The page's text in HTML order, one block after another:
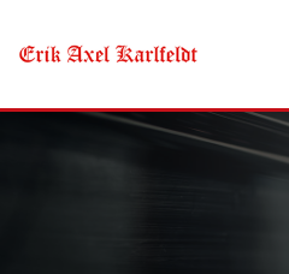
Skip to main content